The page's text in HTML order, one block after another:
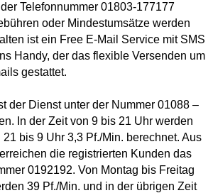
Telefonnummer 01803-177177
oder Mindestumsätze werden
ist ein Free E-Mail Service mit SMS
Handy, der das flexible Versenden um
gestattet.
der Dienst unter der Nummer 01088 –
In der Zeit von 9 bis 21 Uhr werden
bis 9 Uhr 3,3 Pf./Min. berechnet. Aus
die registrierten Kunden das
0192192. Von Montag bis Freitag
39 Pf./Min. und in der übrigen Zeit